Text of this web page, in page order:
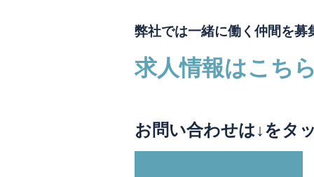
弊社では一緒に働く仲間を募
求人情報はこちら
お問い合わせは↓をタ